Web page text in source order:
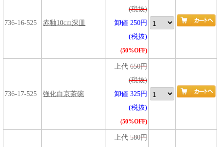
736-16-525 赤釉10cm深皿
(税抜)
卸値 250円
(税抜)
(50%OFF)
736-17-525 強化白京茶碗
上代 650円
(税抜)
卸値 325円
(税抜)
(50%OFF)
上代 580円